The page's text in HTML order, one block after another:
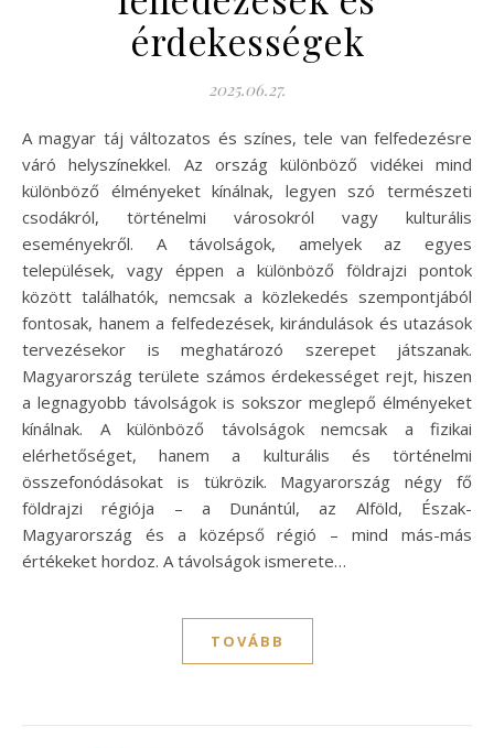
érdekességek
2025.06.27.
A magyar táj változatos és színes, tele van felfedezésre
váró helyszínekkel. Az ország különböző vidékei mind
különböző élményeket kínálnak, legyen szó természeti
csodákról, történelmi városokról vagy kulturális
eseményekről. A távolságok, amelyek az egyes
települések, vagy éppen a különböző földrajzi pontok
között találhatók, nemcsak a közlekedés szempontjából
fontosak, hanem a felfedezések, kirándulások és utazások
tervezésekor is meghatározó szerepet játszanak.
Magyarország területe számos érdekességet rejt, hiszen
a legnagyobb távolságok is sokszor meglepő élményeket
kínálnak. A különböző távolságok nemcsak a fizikai
elérhetőséget, hanem a kulturális és történelmi
összefonódásokat is tükrözik. Magyarország négy fő
földrajzi régiója – a Dunántúl, az Alföld, Észak-
Magyarország és a középső régió – mind más-más
értékeket hordoz. A távolságok ismerete…
TOVÁBB